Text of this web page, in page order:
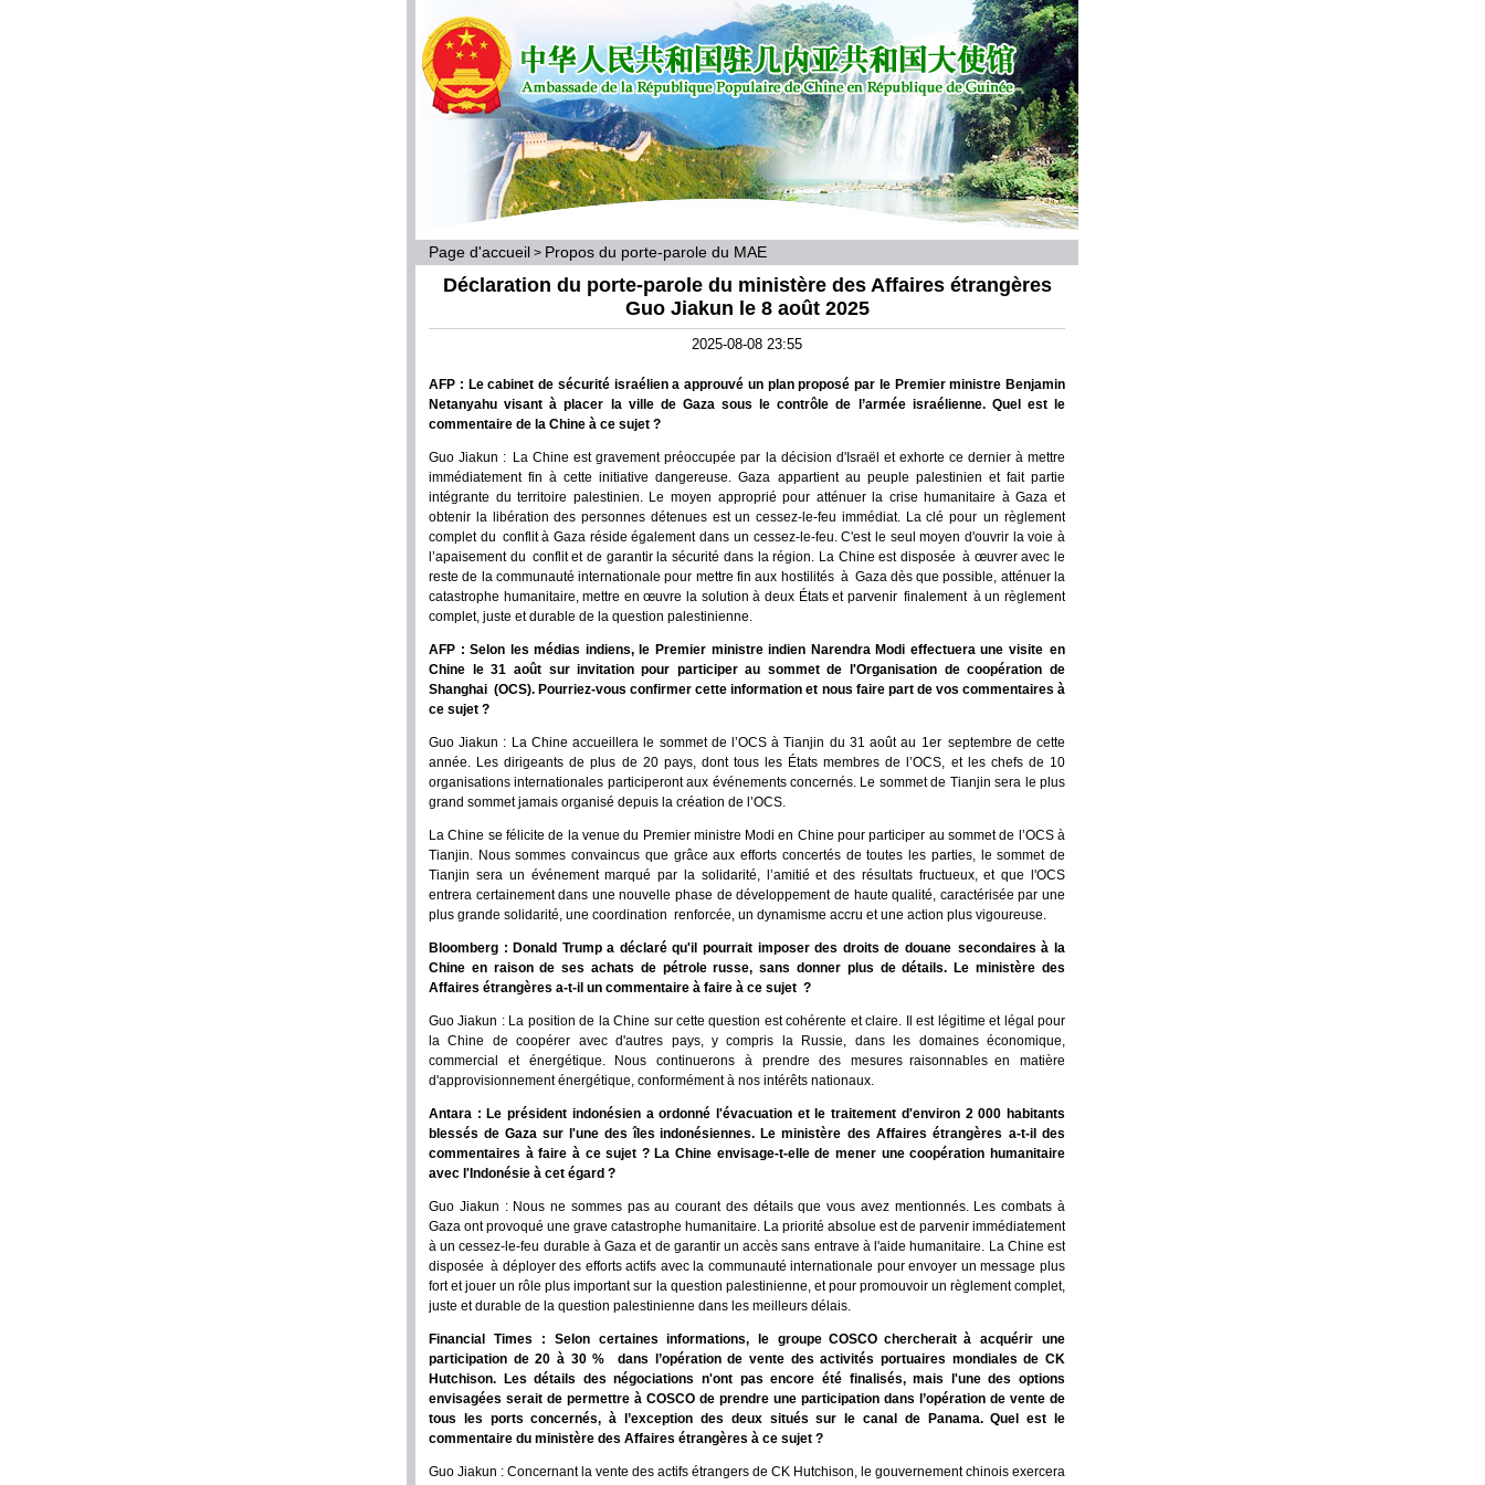
Page d'accueil > Propos du porte-parole du MAE
Déclaration du porte-parole du ministère des Affaires étrangères
Guo Jiakun le 8 août 2025
2025-08-08 23:55
AFP : Le cabinet de sécurité israélien a approuvé un plan proposé par le Premier ministre Benjamin
Netanyahu visant à placer la ville de Gaza sous le contrôle de l’armée israélienne. Quel est le
commentaire de la Chine à ce sujet ?
Guo Jiakun : La Chine est gravement préoccupée par la décision d'Israël et exhorte ce dernier à mettre
immédiatement fin à cette initiative dangereuse. Gaza appartient au peuple palestinien et fait partie
intégrante du territoire palestinien. Le moyen approprié pour atténuer la crise humanitaire à Gaza et
obtenir la libération des personnes détenues est un cessez-le-feu immédiat. La clé pour un règlement
complet du conflit à Gaza réside également dans un cessez-le-feu. C'est le seul moyen d'ouvrir la voie à
l’apaisement du conflit et de garantir la sécurité dans la région. La Chine est disposée à œuvrer avec le
reste de la communauté internationale pour mettre fin aux hostilités à Gaza dès que possible, atténuer la
catastrophe humanitaire, mettre en œuvre la solution à deux États et parvenir finalement à un règlement
complet, juste et durable de la question palestinienne.
AFP : Selon les médias indiens, le Premier ministre indien Narendra Modi effectuera une visite en
Chine le 31 août sur invitation pour participer au sommet de l'Organisation de coopération de
Shanghai (OCS). Pourriez-vous confirmer cette information et nous faire part de vos commentaires à
ce sujet ?
Guo Jiakun : La Chine accueillera le sommet de l’OCS à Tianjin du 31 août au 1er septembre de cette
année. Les dirigeants de plus de 20 pays, dont tous les États membres de l’OCS, et les chefs de 10
organisations internationales participeront aux événements concernés. Le sommet de Tianjin sera le plus
grand sommet jamais organisé depuis la création de l’OCS.
La Chine se félicite de la venue du Premier ministre Modi en Chine pour participer au sommet de l’OCS à
Tianjin. Nous sommes convaincus que grâce aux efforts concertés de toutes les parties, le sommet de
Tianjin sera un événement marqué par la solidarité, l’amitié et des résultats fructueux, et que l'OCS
entrera certainement dans une nouvelle phase de développement de haute qualité, caractérisée par une
plus grande solidarité, une coordination renforcée, un dynamisme accru et une action plus vigoureuse.
Bloomberg : Donald Trump a déclaré qu'il pourrait imposer des droits de douane secondaires à la
Chine en raison de ses achats de pétrole russe, sans donner plus de détails. Le ministère des
Affaires étrangères a-t-il un commentaire à faire à ce sujet ?
Guo Jiakun : La position de la Chine sur cette question est cohérente et claire. Il est légitime et légal pour
la Chine de coopérer avec d'autres pays, y compris la Russie, dans les domaines économique,
commercial et énergétique. Nous continuerons à prendre des mesures raisonnables en matière
d'approvisionnement énergétique, conformément à nos intérêts nationaux.
Antara : Le président indonésien a ordonné l'évacuation et le traitement d'environ 2 000 habitants
blessés de Gaza sur l'une des îles indonésiennes. Le ministère des Affaires étrangères a-t-il des
commentaires à faire à ce sujet ? La Chine envisage-t-elle de mener une coopération humanitaire
avec l'Indonésie à cet égard ?
Guo Jiakun : Nous ne sommes pas au courant des détails que vous avez mentionnés. Les combats à
Gaza ont provoqué une grave catastrophe humanitaire. La priorité absolue est de parvenir immédiatement
à un cessez-le-feu durable à Gaza et de garantir un accès sans entrave à l'aide humanitaire. La Chine est
disposée à déployer des efforts actifs avec la communauté internationale pour envoyer un message plus
fort et jouer un rôle plus important sur la question palestinienne, et pour promouvoir un règlement complet,
juste et durable de la question palestinienne dans les meilleurs délais.
Financial Times : Selon certaines informations, le groupe COSCO chercherait à acquérir une
participation de 20 à 30 % dans l’opération de vente des activités portuaires mondiales de CK
Hutchison. Les détails des négociations n'ont pas encore été finalisés, mais l'une des options
envisagées serait de permettre à COSCO de prendre une participation dans l’opération de vente de
tous les ports concernés, à l’exception des deux situés sur le canal de Panama. Quel est le
commentaire du ministère des Affaires étrangères à ce sujet ?
Guo Jiakun : Concernant la vente des actifs étrangers de CK Hutchison, le gouvernement chinois exercera